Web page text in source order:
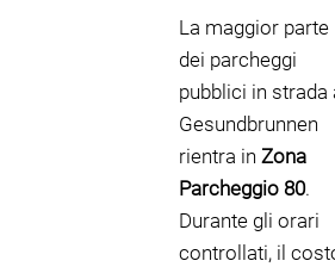
La maggior parte
dei parcheggi
pubblici in strada
Gesundbrunnen
rientra in Zona
Parcheggio 80.
Durante gli orari
controllati, il